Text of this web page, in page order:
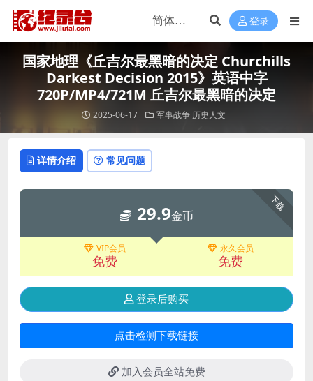
登录
国家地理《丘吉尔最黑暗的决定 Churchills
Darkest Decision 2015》英语中字
720P/MP4/721M 丘吉尔最黑暗的决定
2025-06-17 军事战争 历史人文
详情介绍 常见问题
下载
29.9金币
VIP会员
免费
永久会员
免费
登录后购买
点击检测下载链接
加入会员全站免费